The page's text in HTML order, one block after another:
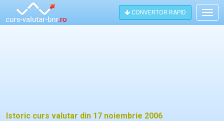
CONVERTOR RAPID
Istoric curs valutar din 17 noiembrie 2006